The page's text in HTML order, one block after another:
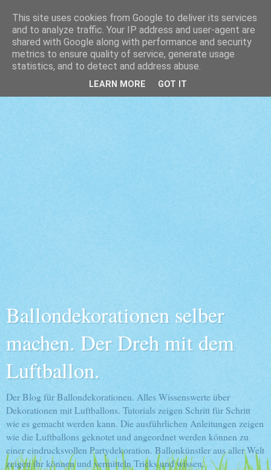
Ballondekorationen selber
machen. Der Dreh mit dem
Luftballon.
Der Blog für Ballondekorationen. Alles Wissenswerte über
Dekorationen mit Luftballons. Tutorials zeigen Schritt für Schritt
wie es gemacht werden kann. Die ausführlichen Anleitungen zeigen
wie die Luftballons geknotet und angeordnet werden können zu
einer eindrucksvollen Partydekoration. Ballonkünstler aus aller Welt
zeigen ihr können und vermitteln Tricks und wissen.
This site uses cookies from Google to deliver its services
and to analyze traffic. Your IP address and user-agent are
shared with Google along with performance and security
metrics to ensure quality of service, generate usage
statistics, and to detect and address abuse.
LEARN MORE GOT IT